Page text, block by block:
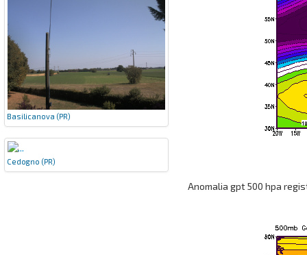
Basilicanova (PR)
Cedogno (PR)
Anomalia gpt 500 hpa